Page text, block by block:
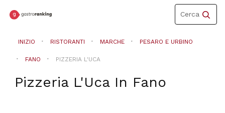
Toggle
navigation
Cerca
INIZIO RISTORANTI MARCHE PESARO E URBINO
FANO PIZZERIA L'UCA
Pizzeria L'UcaIn Fano